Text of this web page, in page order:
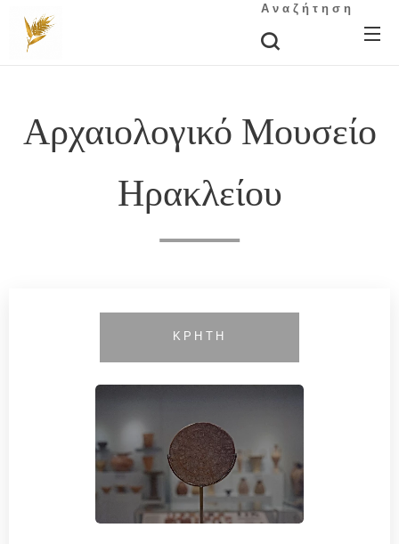
Αναζήτηση
Αρχαιολογικό Μουσείο
Ηρακλείου
ΚΡΗΤΗ